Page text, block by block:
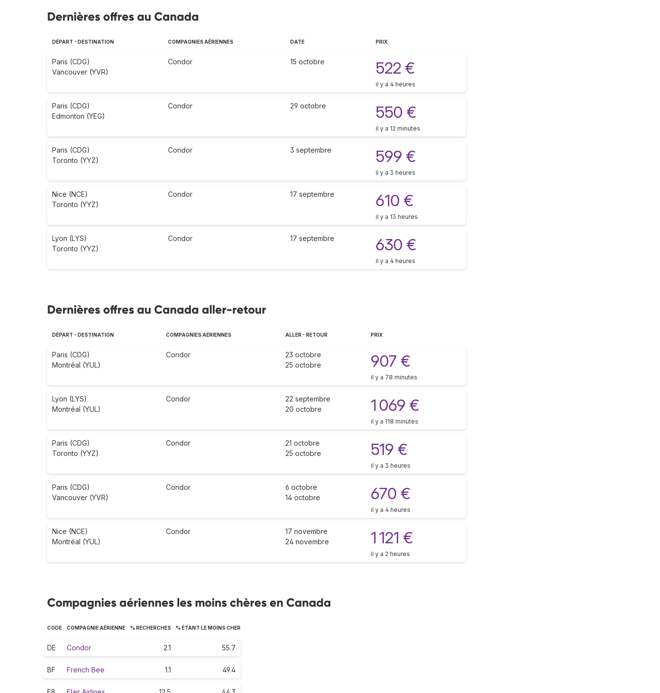
Dernières offres au Canada
DÉPART - DESTINATION COMPAGNIES AÉRIENNES DATE PRIX
Paris (CDG)
Vancouver (YVR)
Condor 15 octobre 522 €
il y a 4 heures
Paris (CDG)
Edmonton (YEG)
Condor 29 octobre 550 €
il y a 12 minutes
Paris (CDG)
Toronto (YYZ)
Condor 3 septembre 599 €
il y a 3 heures
Nice (NCE)
Toronto (YYZ)
Condor 17 septembre 610 €
il y a 13 heures
Lyon (LYS)
Toronto (YYZ)
Condor 17 septembre 630 €
il y a 4 heures
Dernières offres au Canada aller-retour
DÉPART - DESTINATION COMPAGNIES AÉRIENNES ALLER - RETOUR PRIX
Paris (CDG)
Montréal (YUL)
Condor
23 octobre
25 octobre
907 €
il y a 78 minutes
Lyon (LYS)
Montréal (YUL)
Condor
22 septembre
20 octobre
1 069 €
il y a 118 minutes
Paris (CDG)
Toronto (YYZ)
Condor
21 octobre
25 octobre
519 €
il y a 3 heures
Paris (CDG)
Vancouver (YVR)
Condor
6 octobre
14 octobre
670 €
il y a 4 heures
Nice (NCE)
Montréal (YUL)
Condor
17 novembre
24 novembre
1 121 €
il y a 2 heures
Compagnies aériennes les moins chères en Canada
CODE COMPAGNIE AÉRIENNE % RECHERCHES % ÉTANT LE MOINS CHER
DE Condor 2.1 55.7
BF French Bee 1.1 49.4